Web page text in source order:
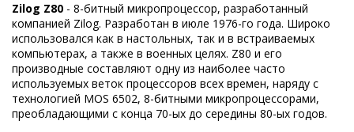
Zilog Z80 - 8-битный микропроцессор, разработанный
компанией Zilog. Разработан в июле 1976-го года. Широко
использовался как в настольных, так и в встраиваемых
компьютерах, а также в военных целях. Z80 и его
производные составляют одну из наиболее часто
используемых веток процессоров всех времен, наряду с
технологией MOS 6502, 8-битными микропроцессорами,
преобладающими с конца 70-ых до середины 80-ых годов.